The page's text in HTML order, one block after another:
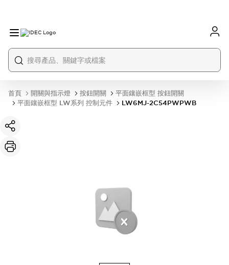
首頁 開關與指示燈 按鈕開關
平面鑲嵌框型 按鈕開關
平面鑲嵌框型 LW系列 控制元件
LW6MJ-2C54PWPWB